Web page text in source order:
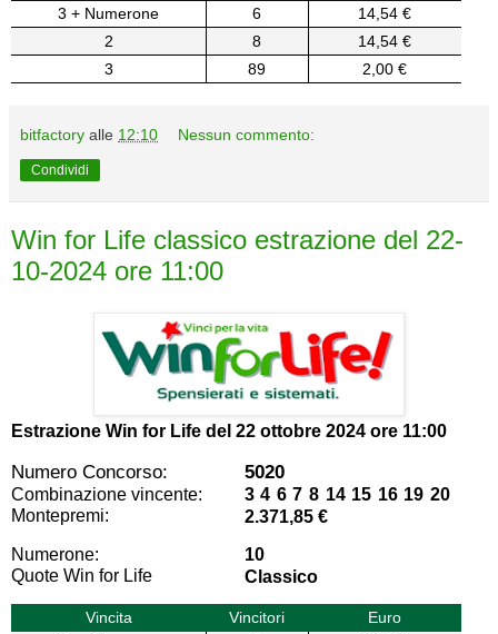
3 + Numerone
6
14,54 €
2
8
14,54 €
3
89 2,00 €
bitfactory alle 12:10 Nessun commento:
Condividi
Win for Life classico estrazione del 22-
10-2024 ore 11:00
Estrazione Win for Life del 22 ottobre 2024 ore 11:00
Numero Concorso: 5020
Combinazione vincente:
3 4 6 7 8 14 15 16 19 20
Montepremi:
2.371,85 €
Numerone:
10
Quote Win for Life
Classico
Vincita Vincitori
Euro